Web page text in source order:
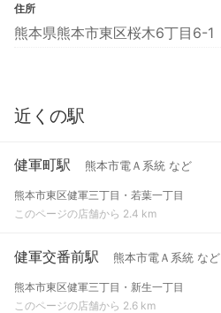
住所
熊本県熊本市東区桜木6丁目6-1
近くの駅
健軍町駅 熊本市電Ａ系統 など
熊本市東区健軍三丁目・若葉一丁目
このページの店舗から 2.4 km
健軍交番前駅 熊本市電Ａ系統 など
熊本市東区健軍三丁目・新生一丁目
このページの店舗から 2.6 km